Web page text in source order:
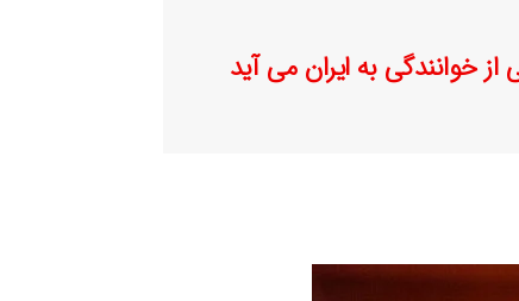
خوانندگی به ایران می آید